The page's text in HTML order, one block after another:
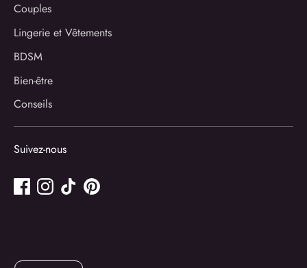
Couples
Lingerie et Vêtements
BDSM
Bien-être
Conseils
Suivez-nous